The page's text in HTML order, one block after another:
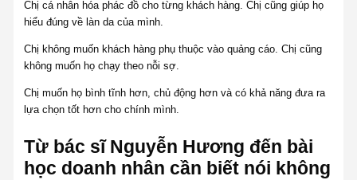
Chị cá nhân hóa phác đồ cho từng khách hàng. Chị cũng giúp họ
hiểu đúng về làn da của mình.
Chị không muốn khách hàng phụ thuộc vào quảng cáo. Chị cũng
không muốn họ chạy theo nỗi sợ.
Chị muốn họ bình tĩnh hơn, chủ động hơn và có khả năng đưa ra
lựa chọn tốt hơn cho chính mình.
Từ bác sĩ Nguyễn Hương đến bài
học doanh nhân cần biết nói không